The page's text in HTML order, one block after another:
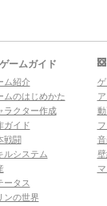
ゲームガイド
ム紹介
ムのはじめかた
ラクター作成
ガイド
戦闘
ルシステム
ータス
ンの世界